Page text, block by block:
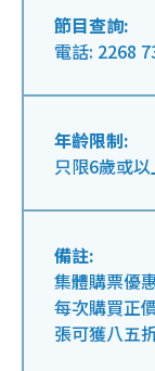
節目查詢:
電話: 2268
年齡限制:
只限6歲或
備註:
集體購票優
每次購買正
張可獲八五